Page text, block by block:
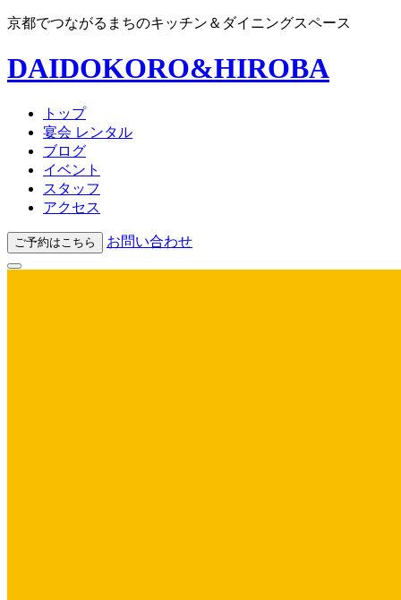
京都でつながるまちのキッチン＆ダイニングスペース
DAIDOKORO&HIROBA
トップ
宴会 レンタル
ブログ
イベント
スタッフ
アクセス
ご予約はこちら お問い合わせ